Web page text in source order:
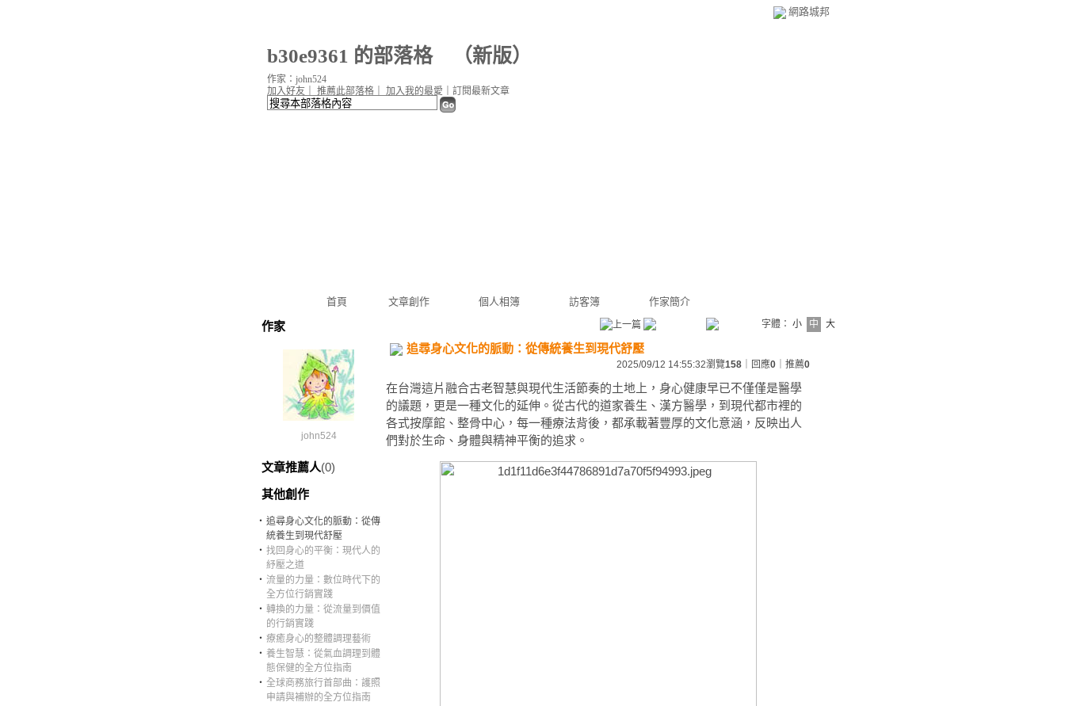
網路城邦
b30e9361 的部落格（新版）
首頁 文章創作 個人相簿 訪客簿 作家簡介
加入好友 推薦此部落格 加入我的最愛 訂閱最新文章
作家：john524
作家
john524
文章推薦人(0)
其他創作
‧ 追尋身心文化的脈動：從傳
統養生到現代舒壓
‧ 找回身心的平衡：現代人的
紓壓之道
‧ 流量的力量：數位時代下的
全方位行銷實踐
‧ 轉換的力量：從流量到價值
的行銷實踐
‧ 療癒身心的整體調理藝術
‧ 養生智慧：從氣血調理到體
態保健的全方位指南
‧ 全球商務旅行首部曲：護照
申請與補辦的全方位指南
字體： 小 中 大
追尋身心文化的脈動：從傳統養生到現代舒壓
2025/09/12 14:55:32瀏覽158 ｜回應0 ｜推薦0
在台灣這片融合古老智慧與現代生活節奏的土地上，身心健康早已不僅僅是醫學
的議題，更是一種文化的延伸。從古代的道家養生、漢方醫學，到現代都市裡的
各式按摩館、整骨中心，每一種療法背後，都承載著豐厚的文化意涵，反映出人
們對於生命、身體與精神平衡的追求。